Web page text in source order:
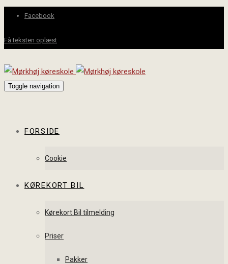
Facebook
Få teksten oplæst
Toggle navigation
FORSIDE
Cookie
KØREKORT BIL
Kørekort Bil tilmelding
Priser
Pakker